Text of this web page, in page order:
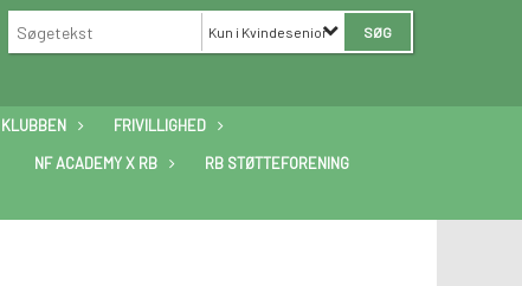
Kun i Kvindesenior
KLUBBEN
FRIVILLIGHED
NF ACADEMY X RB
RB STØTTEFORENING